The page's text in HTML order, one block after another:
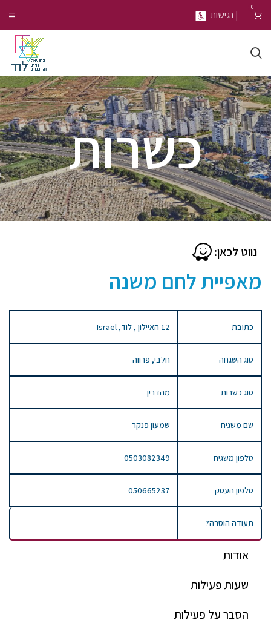
0
| נגישות
כשרות
אודות
שעות פעילות
הסבר על פעילות
נווט לכאן:
מאפיית לחם משנה
כתובת 12 האיילון , לוד, Israel
סוג השגחה חלבי, פרווה
סוג כשרות מהדרין
שם משגיח שמעון פנקר
טלפון משגיח 0503082349
טלפון העסק 050665237
תעודה הוסרה?